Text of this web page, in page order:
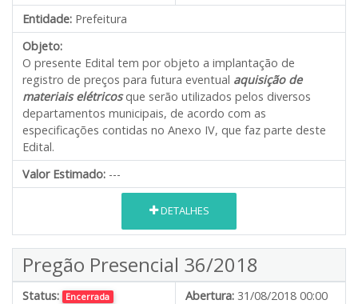
Entidade: Prefeitura
Objeto:
O presente Edital tem por objeto a implantação de
registro de preços para futura eventual aquisição de
materiais elétricosque serão utilizados pelos diversos
departamentos municipais, de acordo com as
especificações contidas no Anexo IV, que faz parte deste
Edital.
Valor Estimado: ---
DETALHES
Pregão Presencial 36/2018
Status: Encerrada Abertura: 31/08/2018 00:00